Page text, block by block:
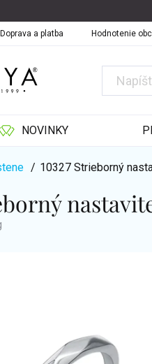
Doprava a platba Hodnotenie
NOVINKY
/ 10327 Strieborný